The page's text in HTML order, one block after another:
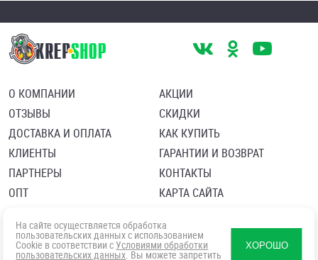
О КОМПАНИИ
ОТЗЫВЫ
ДОСТАВКА И ОПЛАТА
КЛИЕНТЫ
ПАРТНЕРЫ
ОПТ
АКЦИИ
СКИДКИ
КАК КУПИТЬ
ГАРАНТИИ И ВОЗВРАТ
КОНТАКТЫ
КАРТА САЙТА
Политика в отношении обработки персональных данных
Согласие посетителя сайта на обработку персональных данны
На сайте осуществляется обработка
пользовательских данных с использованием
Cookie в соответствии с Условиями обработки
пользовательских данных. Вы можете запретить
ХОРОШО